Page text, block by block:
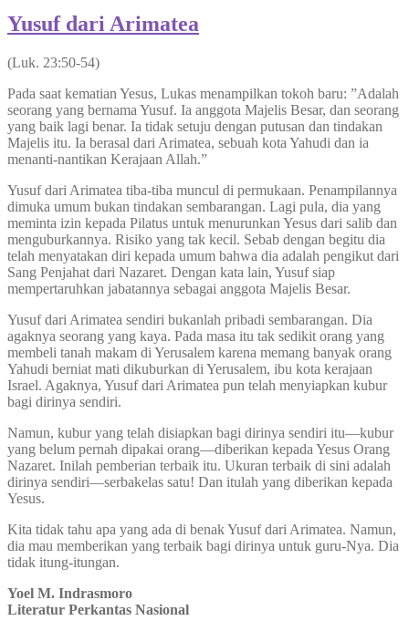
Yusuf dari Arimatea
(Luk. 23:50-54)
Pada saat kematian Yesus, Lukas menampilkan tokoh baru: ”Adalah
seorang yang bernama Yusuf. Ia anggota Majelis Besar, dan seorang
yang baik lagi benar. Ia tidak setuju dengan putusan dan tindakan
Majelis itu. Ia berasal dari Arimatea, sebuah kota Yahudi dan ia
menanti-nantikan Kerajaan Allah.”
Yusuf dari Arimatea tiba-tiba muncul di permukaan. Penampilannya
dimuka umum bukan tindakan sembarangan. Lagi pula, dia yang
meminta izin kepada Pilatus untuk menurunkan Yesus dari salib dan
menguburkannya. Risiko yang tak kecil. Sebab dengan begitu dia
telah menyatakan diri kepada umum bahwa dia adalah pengikut dari
Sang Penjahat dari Nazaret. Dengan kata lain, Yusuf siap
mempertaruhkan jabatannya sebagai anggota Majelis Besar.
Yusuf dari Arimatea sendiri bukanlah pribadi sembarangan. Dia
agaknya seorang yang kaya. Pada masa itu tak sedikit orang yang
membeli tanah makam di Yerusalem karena memang banyak orang
Yahudi berniat mati dikuburkan di Yerusalem, ibu kota kerajaan
Israel. Agaknya, Yusuf dari Arimatea pun telah menyiapkan kubur
bagi dirinya sendiri.
Namun, kubur yang telah disiapkan bagi dirinya sendiri itu—kubur
yang belum pernah dipakai orang—diberikan kepada Yesus Orang
Nazaret. Inilah pemberian terbaik itu. Ukuran terbaik di sini adalah
dirinya sendiri—serbakelas satu! Dan itulah yang diberikan kepada
Yesus.
Kita tidak tahu apa yang ada di benak Yusuf dari Arimatea. Namun,
dia mau memberikan yang terbaik bagi dirinya untuk guru-Nya. Dia
tidak itung-itungan.
Yoel M. Indrasmoro
Literatur Perkantas Nasional